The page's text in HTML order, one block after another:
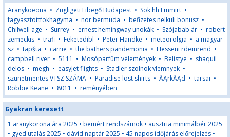
Aranykoeona • Zugligeti Libegő Budapest • Sok hh Emmirt •
fagyasztottfokhagyma • nor bermuda • befizetes nelkuli bonusz •
Chilwell age • Surrey • ernest hemingway unokák • Szójabab ár • robert
zemeckis • trafi • Feketedibl • Peter Handke • meteorolgia • a magyar
sz • tapšta • carrie • the bathers pandemonia • Hesseni rdemrend •
campbell river • 5111 • Mosóparfüm vélemények • Belistye • shaquil
delos • megh • easyJet flights • Stadler szolnok vlemnyek •
szünetmentes VTSZ SZÁMA • Paradise lost shirts • ĂĄrkĂĄd • tarsai •
Robbie Keane • 8011 • reményében
Gyakran keresett
1 aranykorona ára 2025 • bemért rendszámok • ausztria minimálbér 2025
• gyed utalás 2025 • dávid naptár 2025 • 45 napos időjárás előrejelzés •